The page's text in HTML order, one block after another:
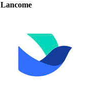
Lancome